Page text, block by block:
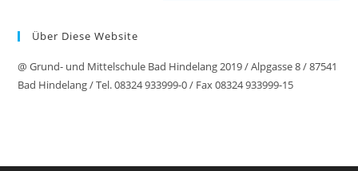
Über Diese Website
@ Grund- und Mittelschule Bad Hindelang 2019 / Alpgasse 8 / 87541
Bad Hindelang / Tel. 08324 933999-0 / Fax 08324 933999-15